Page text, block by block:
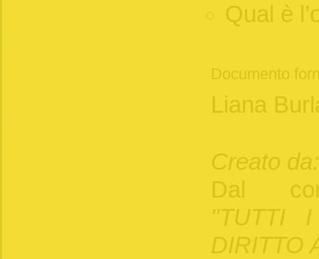
Qual è
Documento
Liana
Creato da:
Dal
"TUTTI
DIRITTO